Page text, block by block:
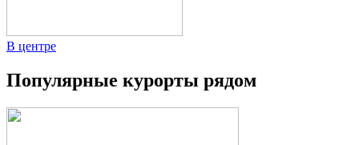
В центре
Популярные курорты рядом